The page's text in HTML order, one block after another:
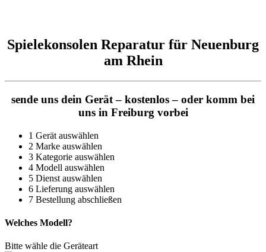
Spielekonsolen Reparatur für Neuenburg
am Rhein
sende uns dein Gerät – kostenlos – oder komm bei
uns in Freiburg vorbei
1 Gerät auswählen
2 Marke auswählen
3 Kategorie auswählen
4 Modell auswählen
5 Dienst auswählen
6 Lieferung auswählen
7 Bestellung abschließen
Welches Modell?
Bitte wähle die Geräteart